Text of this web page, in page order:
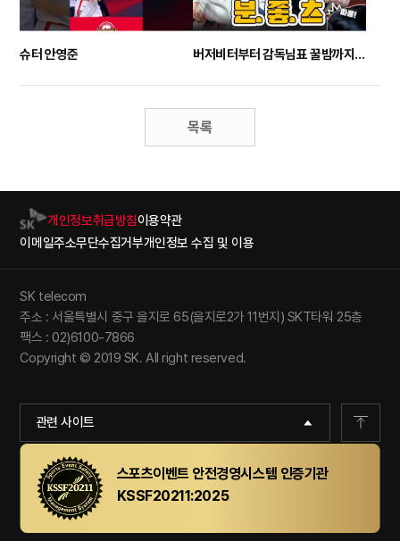
슈터 안영준 버저비터부터 감독님표 꿀밤까지?? 분위기 좋은 나이츠 / vs DB 비하인드
목록
개인정보취급방침이용약관
이메일주소무단수집거부개인정보 수집 및 이용
관련 사이트
SK telecom
주소 : 서울특별시 중구 을지로 65(을지로2가 11번지) SKT타워 25층
팩스 : 02)6100-7866
Copyright © 2019 SK. All right reserved.
스포츠이벤트 안전경영시스템 인증기관
KSSF20211:2025